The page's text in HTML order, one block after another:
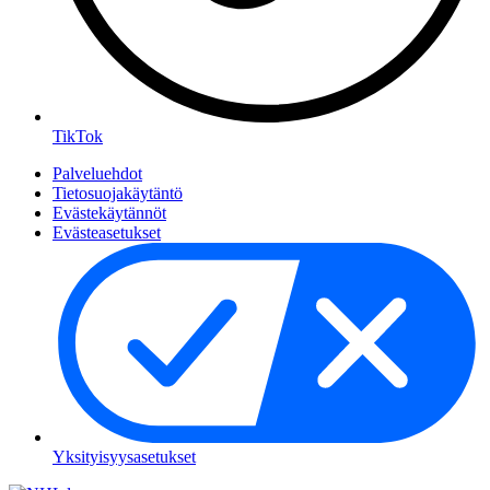
TikTok
Palveluehdot
Tietosuojakäytäntö
Evästekäytännöt
Evästeasetukset
Yksityisyysasetukset